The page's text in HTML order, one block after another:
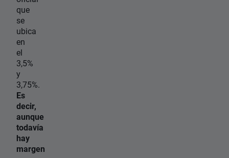
que
se
ubica
en
el
3,5%
y
3,75%.
Es
decir,
aunque
todavía
hay
margen